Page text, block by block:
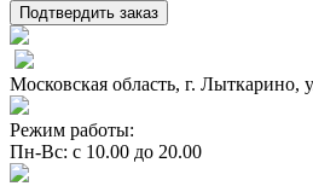
Подтвердить заказ
Московская область, г. Лыткарино,
Режим работы:
Пн-Вс: с 10.00 до 20.00